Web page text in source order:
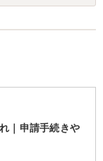
ありません。 訴訟
という正解はあり
。
｜申請手続きや